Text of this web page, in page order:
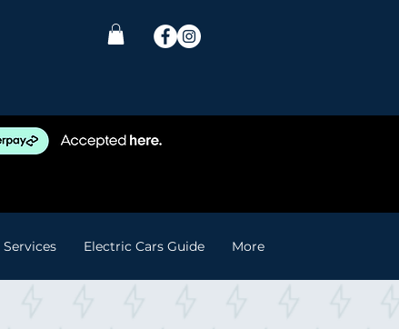
Services Electric Cars Guide More